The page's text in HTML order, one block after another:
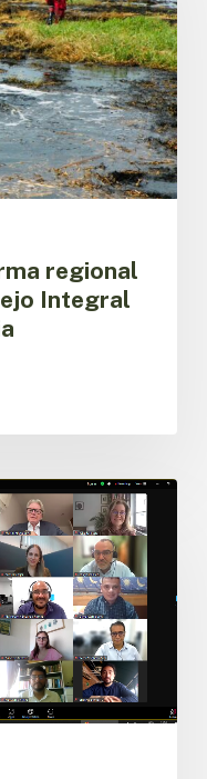
regional
Integral